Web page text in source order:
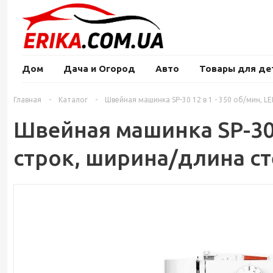
Дом Дача и Огород Авто Товары для
Главная - Каталог - Швейная машинка SP-30 12 в 1 - 350 об/мин,
Швейная машинка SP-
строк, ширина/длина